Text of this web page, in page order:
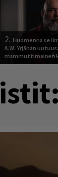
2. Huomenna se
A.W. Yrjänän
mammuttimainen